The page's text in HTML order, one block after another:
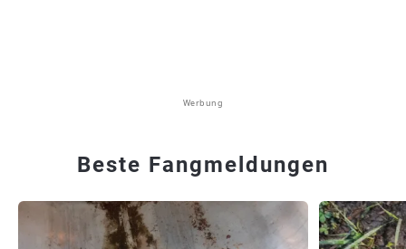
Werbung
Beste Fangmeldungen